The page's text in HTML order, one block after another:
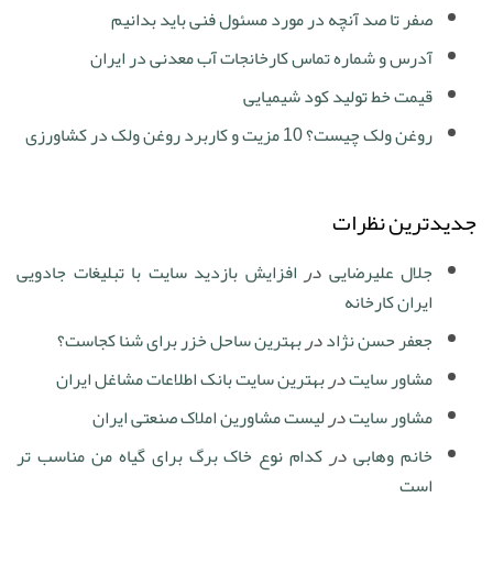
صفر تا صد آنچه در مورد مسئول فنی باید بدانیم
آدرس و شماره تماس کارخانجات آب معدنی در ایران
قیمت خط تولید کود شیمیایی
روغن ولک چیست؟ 10 مزیت و کاربرد روغن ولک در کشاورزی
جدیدترین نظرات
جلال علیرضایی درافزایش بازدید سایت با تبلیغات جادویی
ایران کارخانه
جعفر حسن نژاددربهترین ساحل خزر برای شنا کجاست؟
مشاور سایتدربهترین سایت بانک اطلاعات مشاغل ایران
مشاور سایتدرلیست مشاورین املاک صنعتی ایران
خانم وهابیدرکدام نوع خاک برگ برای گیاه من مناسب تر
است